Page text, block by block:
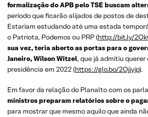
formalização do APB pelo TSE buscam
período que ficarão alijados de postos de
Estariam estudando até uma estada
o Patriota, Podemos ou PRP (http://bit.ly/
sua vez, teria aberto as portas para o
Janeiro, Wilson Witzel, que já admitiu querer
presidência em 2022 (https://glo.bo/2Ojjyjp).
Em favor da relação do Planalto com os
ministros preparam relatórios sobre o
para mostrar que mesmo aquilo que ainda